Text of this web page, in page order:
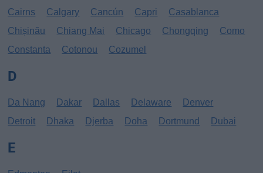
Cairns Calgary Cancún Capri
Casablanca
Chișinău
Chiang Mai Chicago Chongqing
Como
Constanta
Cotonou Cozumel
D
Da Nang Dakar Dallas Delaware
Denver
Detroit
Dhaka Djerba Doha Dortmund Dubai
E